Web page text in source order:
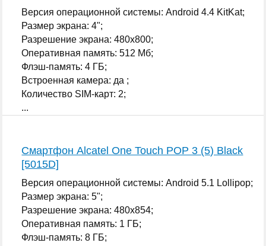
Версия операционной системы: Android 4.4 KitKat;
Размер экрана: 4";
Разрешение экрана: 480x800;
Оперативная память: 512 Мб;
Флэш-память: 4 ГБ;
Встроенная камера: да ;
Количество SIM-карт: 2;
...
Смартфон Alcatel One Touch POP 3 (5) Black
[5015D]
Версия операционной системы: Android 5.1 Lollipop;
Размер экрана: 5";
Разрешение экрана: 480x854;
Оперативная память: 1 ГБ;
Флэш-память: 8 ГБ;